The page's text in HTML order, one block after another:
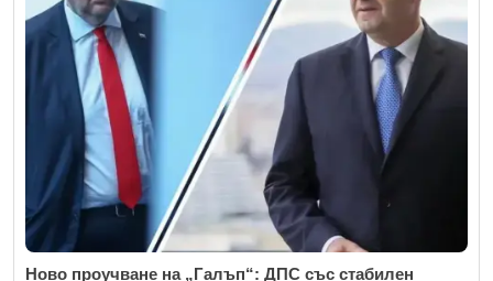
Ново проучване на „Галъп“: ДПС със стабилен